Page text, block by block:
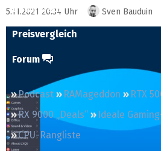
Downloads
Preisvergleich
Forum
Podcast RAMageddon
RTX
RX 9000 „Deals“
Ideale
CPU-Rangliste
5.11.2021 20:34 Uhr Sven Bauduin